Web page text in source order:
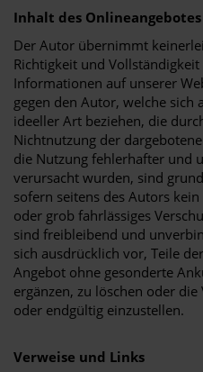
Inhalt des Onlineangebotes
Der Autor übernimmt
Richtigkeit und
Informationen auf unserer
gegen den Autor, welche sich
ideeller Art beziehen, die
Nichtnutzung der
die Nutzung fehlerhafter und
verursacht wurden, sind
sofern seitens des Autors
oder grob fahrlässiges
sind freibleibend und
sich ausdrücklich vor, Teile
Angebot ohne gesonderte
ergänzen, zu löschen oder
oder endgültig einzustellen.
Verweise und Links